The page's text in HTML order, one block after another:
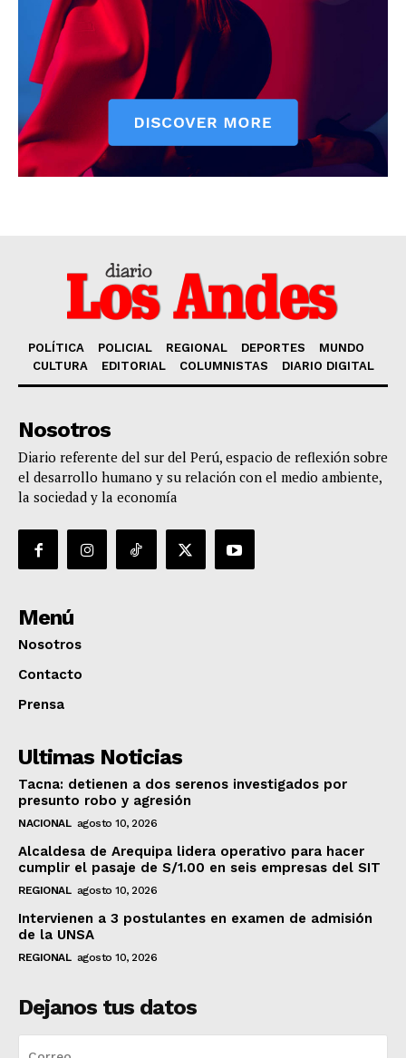
POLÍTICA POLICIAL REGIONAL DEPORTES
MUNDO
CULTURA
EDITORIAL COLUMNISTAS DIARIO DIGITAL
Nosotros
Diario referente del sur del Perú, espacio de reflexión sobre
el desarrollo humano y su relación con el medio ambiente,
la sociedad y la economía
Menú
Nosotros
Contacto
Prensa
Ultimas Noticias
Tacna: detienen a dos serenos investigados por
presunto robo y agresión
NACIONAL agosto 10, 2026
Alcaldesa de Arequipa lidera operativo para hacer
cumplir el pasaje de S/1.00 en seis empresas del SIT
REGIONAL agosto 10, 2026
Intervienen a 3 postulantes en examen de admisión
de la UNSA
REGIONAL agosto 10, 2026
Dejanos tus datos